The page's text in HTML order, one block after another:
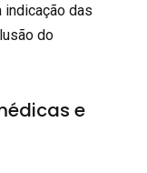
indicação das
do
e